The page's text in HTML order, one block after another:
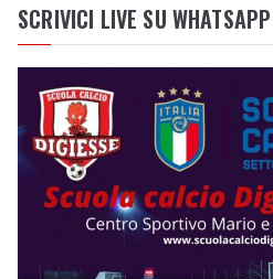
SCRIVICI LIVE SU